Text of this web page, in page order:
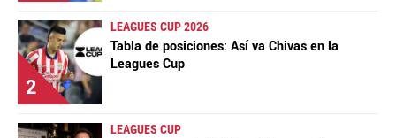
2
LEAGUES CUP 2026
Tabla de posiciones: Así va Chivas en la
Leagues Cup
LEAGUES CUP